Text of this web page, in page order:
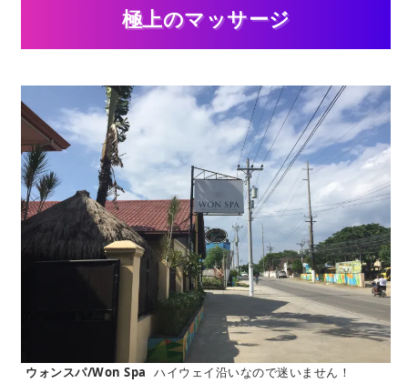
極上のマッサージ
ウォンスパ/Won Spa ハイウェイ沿いなので迷いません！